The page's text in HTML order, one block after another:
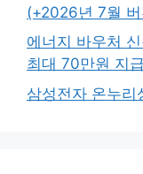
(+2026년 7월
에너지 바우처
최대 70만원 지
삼성전자 온누리